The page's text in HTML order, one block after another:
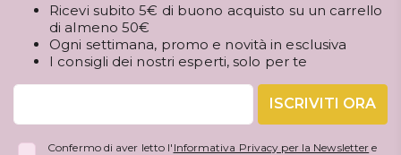
Ricevi subito 5€ di buono acquisto su un carrello
di almeno 50€
Ogni settimana, promo e novità in esclusiva
I consigli dei nostri esperti, solo per te
ISCRIVITI ORA
Confermo di aver letto l' Informativa Privacy per la Newsletter e